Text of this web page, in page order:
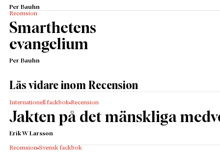
Per Bauhn
Recension
Smarthetens
evangelium
Per Bauhn
Läs vidare inom Recension
Internationell fackbok Recension
Jakten på det mänskliga
Erik W Larsson
Recension Svensk fackbok